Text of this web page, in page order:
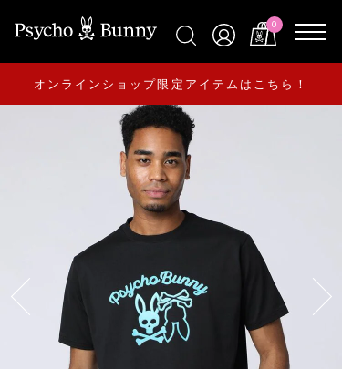
0
オンラインショップ限定アイテムはこちら！